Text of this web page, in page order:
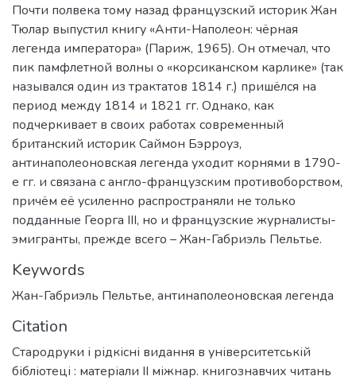
Почти полвека тому назад французский историк Жан
Тюлар выпустил книгу «Анти-Наполеон: чёрная
легенда императора» (Париж, 1965). Он отмечал, что
пик памфлетной волны о «корсиканском карлике» (так
назывался один из трактатов 1814 г.) пришёлся на
период между 1814 и 1821 гг. Однако, как
подчеркивает в своих работах современный
британский историк Саймон Бэрроуз,
антинаполеоновская легенда уходит корнями в 1790-
е гг. и связана с англо-французским противоборством,
причём её усиленно распространяли не только
подданные Георга III, но и французские журналисты-
эмигранты, прежде всего – Жан-Габриэль Пельтье.
Keywords
Жан-Габриэль Пельтье, антинаполеоновская легенда
Citation
Стародруки і рідкісні видання в університетській
бібліотеці : матеріали II міжнар. книгознавчих читань